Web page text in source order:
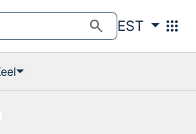
search EST apps